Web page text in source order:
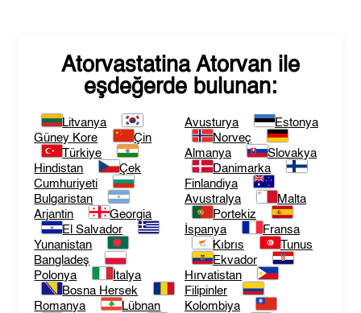
Atorvastatina Atorvan ile
eşdeğerde bulunan:
Litvanya
Güney Kore
Çin
Türkiye
Hindistan
Çek
Cumhuriyeti
Bulgaristan
Arjantin
Georgia
El Salvador
Yunanistan
Bangladeş
Polonya
İtalya
Bosna Hersek
Romanya
Lübnan
Avusturya
Estonya
Norveç
Almanya
Slovakya
Danimarka
Finlandiya
Avustralya
Malta
Portekiz
İspanya
Fransa
Kıbrıs
Tunus
Ekvador
Hırvatistan
Filipinler
Kolombiya